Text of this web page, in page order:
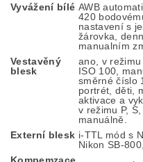
Vyvážení bílé AWB
420
nastavení s
žárovka,
manualním
Vestavěný
blesk
ano, v
ISO 100,
směrné číslo
portrét, děti,
aktivace a
v režimu P,
manuálně.
Externí blesk i-TTL mód s
Nikon SB-
Kompemzace